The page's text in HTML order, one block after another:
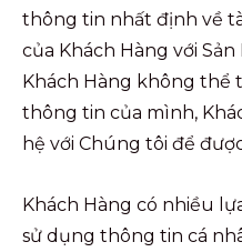
thông tin nhất định về
của Khách Hàng với
Khách Hàng không thể
thông tin của mình,
hệ với Chúng tôi để
Khách Hàng có nhiều
sử dụng thông tin cá